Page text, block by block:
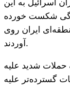
۷ اکتبر، رهبران اسرائیل به این
شکست خورده
ایران روی
آوردند.
حملات شدید علیه
گسترده‌تر علیه